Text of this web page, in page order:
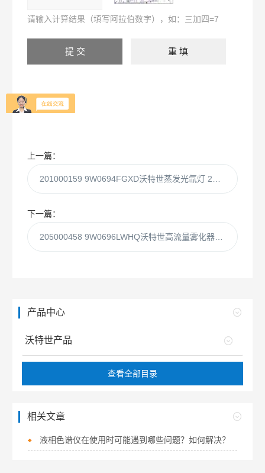
请输入计算结果（填写阿拉伯数字），如：三加四=7
上一篇：
下一篇：
产品中心
沃特世产品
查看全部目录
相关文章
液相色谱仪在使用时可能遇到哪些问题？如何解决？